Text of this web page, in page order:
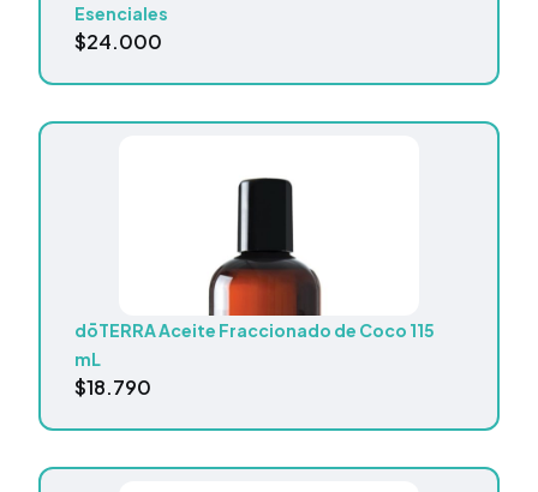
Esenciales
$24.000
dōTERRA Aceite Fraccionado de Coco 115
mL
$18.790